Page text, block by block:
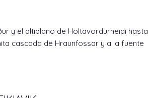
y el altiplano de Holtavordurheidi hasta
cascada de Hraunfossar y a la fuente